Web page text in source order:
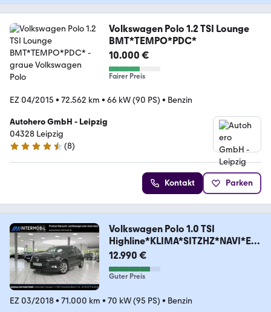
Volkswagen Polo 1.2 TSI Lounge
BMT*TEMPO*PDC*
10.000 €
Fairer Preis
EZ 04/2015 • 72.562 km • 66 kW (90 PS) • Benzin
Autohero GmbH - Leipzig
04328 Leipzig
4.3 Sterne
(8)
Kontakt Parken
Volkswagen Polo 1.0 TSI
Highline*KLIMA*SITZHZ*NAVI*EF
H*PDC*
12.990 €
Guter Preis
EZ 03/2018• 71.000 km • 70 kW (95 PS) • Benzin